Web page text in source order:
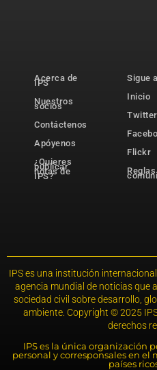
Acerca de
IPS
Nuestros
socios
Contáctenos
Apóyenos
¿Quieres
publicar
notas de
IPS?
Sigue
Inicio
Twitter
Flickr
IPS es una institución
agencia mundial de noticias que
sociedad civil sobre desarrollo,
ambiente. Copyright © 2025
derechos
IPS es la única organización
personal y corresponsales en
países